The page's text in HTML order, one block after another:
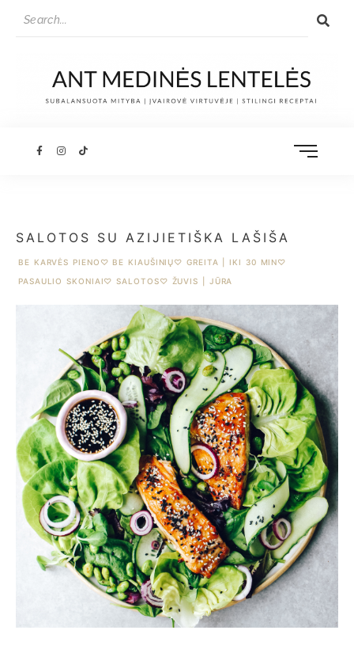
SALOTOS SU AZIJIETIŠKA LAŠIŠA
BE KARVĖS PIENO ♡ BE KIAUŠINIŲ♡ GREITA | IKI 30 MIN♡
PASAULIO SKONIAI♡ SALOTOS♡ ŽUVIS | JŪRA